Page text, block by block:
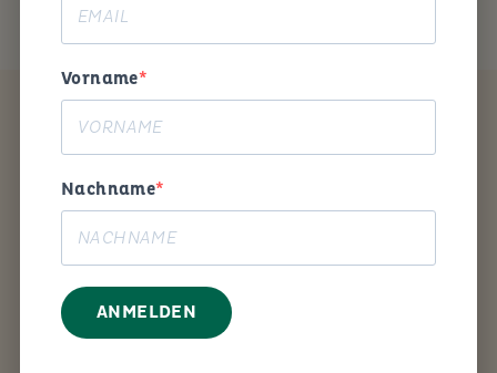
Mit den richtigen Fragen unterstütze ich Sie Schritt
Vorname
Nachname
ANMELDEN